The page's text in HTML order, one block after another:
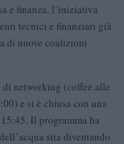
e finanza, l’iniziativa
tecnici e finanziari già
di nuove coalizioni
networking (coffee alle
e si è chiusa con una
Il programma ha
stia diventando